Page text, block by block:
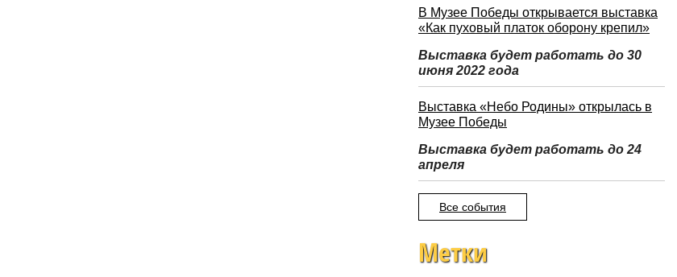
В Музее Победы открывается выставка
«Как пуховый платок оборону крепил»
Выставка будет работать до 30
июня 2022 года
Выставка «Небо Родины» открылась в
Музее Победы
Выставка будет работать до 24
апреля
Все события
Метки